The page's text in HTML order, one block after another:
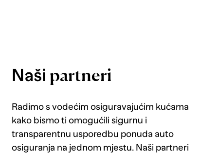
Naši partneri
Radimo s vodećim osiguravajućim kućama
kako bismo ti omogućili sigurnu i
transparentnu usporedbu ponuda auto
osiguranja na jednom mjestu. Naši partneri